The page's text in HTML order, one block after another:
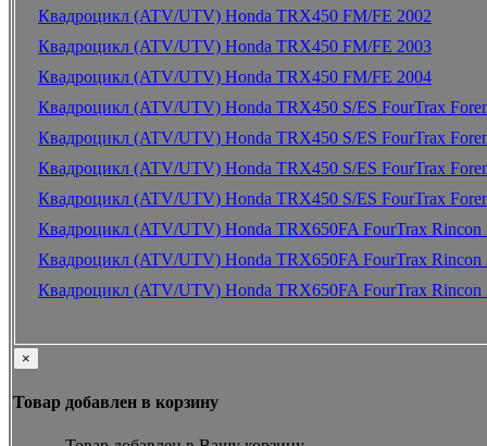
Квадроцикл (ATV/UTV) Honda TRX450 FM/FE 2002
Квадроцикл (ATV/UTV) Honda TRX450 FM/FE 2003
Квадроцикл (ATV/UTV) Honda TRX450 FM/FE 2004
Квадроцикл (ATV/UTV) Honda TRX450 S/ES FourTrax
Квадроцикл (ATV/UTV) Honda TRX450 S/ES FourTrax
Квадроцикл (ATV/UTV) Honda TRX450 S/ES FourTrax
Квадроцикл (ATV/UTV) Honda TRX450 S/ES FourTrax
Квадроцикл (ATV/UTV) Honda TRX650FA FourTrax Rincon
Квадроцикл (ATV/UTV) Honda TRX650FA FourTrax Rincon
Квадроцикл (ATV/UTV) Honda TRX650FA FourTrax Rincon
×
Товар добавлен в корзину